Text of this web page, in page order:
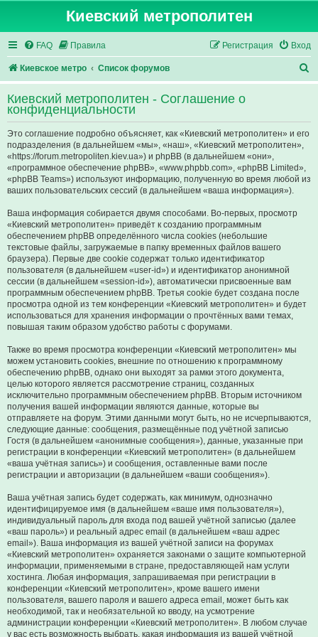
Киевский метрополитен
FAQ Правила Вход
Регистрация
Киевское метро Список форумов
о
с
Киевский метрополитен - Соглашение о
конфиденциальности
Это соглашение подробно объясняет, как «Киевский метрополитен» и его
подразделения (в дальнейшем «мы», «наш», «Киевский метрополитен»,
«https://forum.metropoliten.kiev.ua») и phpBB (в дальнейшем «они»,
«программное обеспечение phpBB», «www.phpbb.com», «phpBB Limited»,
«phpBB Teams») используют информацию, полученную во время любой из
ваших пользовательских сессий (в дальнейшем «ваша информация»).
Ваша информация собирается двумя способами. Во-первых, просмотр
«Киевский метрополитен» приведёт к созданию программным
обеспечением phpBB определённого числа cookies (небольшие
текстовые файлы, загружаемые в папку временных файлов вашего
браузера). Первые две cookie содержат только идентификатор
пользователя (в дальнейшем «user-id») и идентификатор анонимной
сессии (в дальнейшем «session-id»), автоматически присвоенные вам
программным обеспечением phpBB. Третья cookie будет создана после
просмотра одной из тем конференции «Киевский метрополитен» и будет
использоваться для хранения информации о прочтённых вами темах,
повышая таким образом удобство работы с форумами.
Также во время просмотра конференции «Киевский метрополитен» мы
можем установить cookies, внешние по отношению к программному
обеспечению phpBB, однако они выходят за рамки этого документа,
целью которого является рассмотрение страниц, созданных
исключительно программным обеспечением phpBB. Вторым источником
получения вашей информации являются данные, которые вы
отправляете на форум. Этими данными могут быть, но не исчерпываются,
следующие данные: сообщения, размещённые под учётной записью
Гостя (в дальнейшем «анонимные сообщения»), данные, указанные при
регистрации в конференции «Киевский метрополитен» (в дальнейшем
«ваша учётная запись») и сообщения, оставленные вами после
регистрации и авторизации (в дальнейшем «ваши сообщения»).
Ваша учётная запись будет содержать, как минимум, однозначно
идентифицируемое имя (в дальнейшем «ваше имя пользователя»),
индивидуальный пароль для входа под вашей учётной записью (далее
«ваш пароль») и реальный адрес email (в дальнейшем «ваш адрес
email»). Ваша информация из вашей учётной записи на форумах
«Киевский метрополитен» охраняется законами о защите компьютерной
информации, применяемыми в стране, предоставляющей нам услуги
хостинга. Любая информация, запрашиваемая при регистрации в
конференции «Киевский метрополитен», кроме вашего имени
пользователя, вашего пароля и вашего адреса email, может быть как
необходимой, так и необязательной ко вводу, на усмотрение
администрации конференции «Киевский метрополитен». В любом случае
у вас есть возможность выбрать, какая информация из вашей учётной